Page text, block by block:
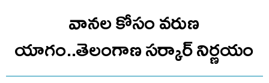
వానల కోసం వరుణ
యాగం..తెలంగాణ సర్కార్ నిర్ణయం